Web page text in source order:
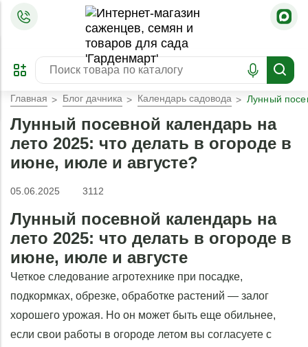
ПРЕДЗАКАЗ
ЗАБРОНИРОВАТЬ
ЛУЧШЕЕ
Главная Блог дачника Календарь садовода Лунный
Лунный посевной календарь на
лето 2025: что делать в огороде в
июне, июле и августе?
05.06.2025 3112
Лунный посевной календарь на
лето 2025: что делать в огороде в
июне, июле и августе
Четкое следование агротехнике при посадке,
подкормках, обрезке, обработке растений — залог
хорошего урожая. Но он может быть еще обильнее,
если свои работы в огороде летом вы согласуете с